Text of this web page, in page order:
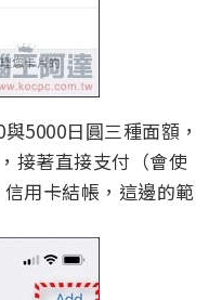
5000日圓三種面額，
接著直接支付（會使
用卡結帳，這邊的範